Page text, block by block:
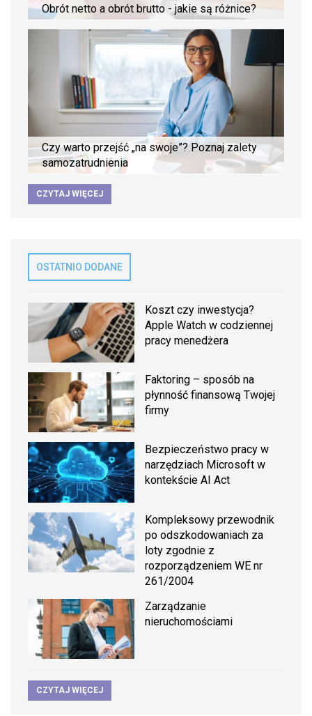
Obrót netto a obrót brutto - jakie są różnice?
Czy warto przejść „na swoje”? Poznaj zalety
samozatrudnienia
CZYTAJ WIĘCEJ
OSTATNIO DODANE
Koszt czy inwestycja?
Apple Watch w codziennej
pracy menedżera
Faktoring – sposób na
płynność finansową Twojej
firmy
Bezpieczeństwo pracy w
narzędziach Microsoft w
kontekście AI Act
Kompleksowy przewodnik
po odszkodowaniach za
loty zgodnie z
rozporządzeniem WE nr
261/2004
Zarządzanie
nieruchomościami
CZYTAJ WIĘCEJ